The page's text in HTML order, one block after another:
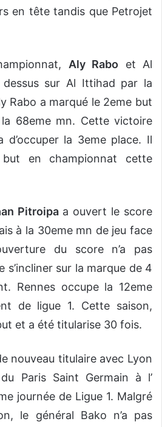
en tête tandis que Petrojet
Aly Rabo et Al
sur Al Ittihad par la
Rabo a marqué le 2eme but
68eme mn. Cette victoire
la 3eme place. Il
en championnat cette
Pitroipaa ouvert le score
à la 30eme mn de jeu face
du score n’a pas
s’incliner sur la marque de 4
Rennes occupe la 12eme
de ligue 1. Cette saison,
et a été titularise 30 fois.
nouveau titulaire avec Lyon
Paris Saint Germain à l’
journée de Ligue 1. Malgré
le général Bako n’a pas